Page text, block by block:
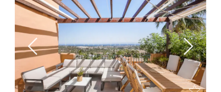
Previous Next